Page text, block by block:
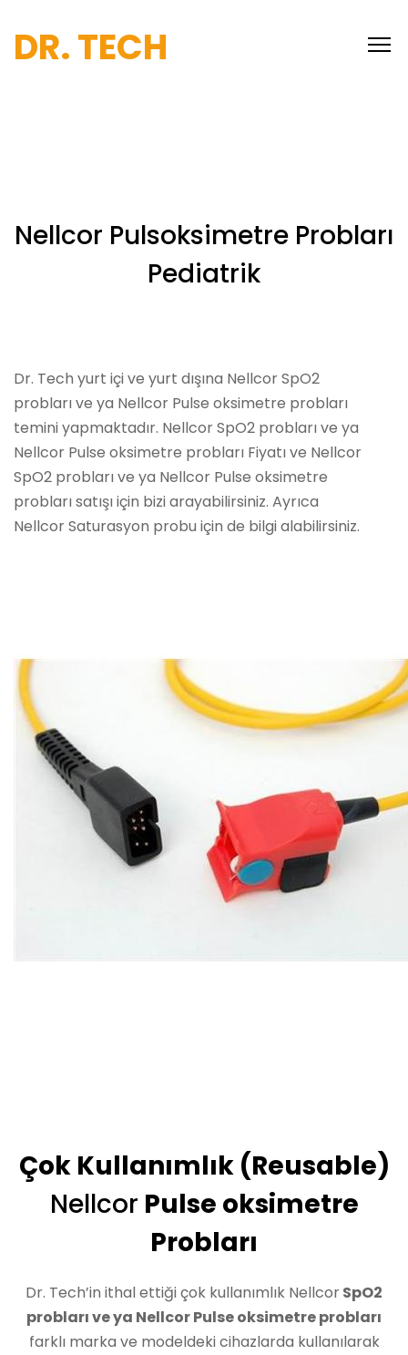
DR. TECH
Nellcor Pulsoksimetre Probları
Pediatrik
Dr. Tech yurt içi ve yurt dışına Nellcor SpO2
probları ve ya Nellcor Pulse oksimetre probları
temini yapmaktadır. Nellcor SpO2 probları ve ya
Nellcor Pulse oksimetre probları Fiyatı ve Nellcor
SpO2 probları ve ya Nellcor Pulse oksimetre
probları satışı için bizi arayabilirsiniz. Ayrıca
Nellcor Saturasyon probu için de bilgi alabilirsiniz.
Çok Kullanımlık (Reusable)
Nellcor Pulse oksimetre
Probları
Dr. Tech’in ithal ettiği çok kullanımlık NellcorSpO2
probları ve ya Nellcor Pulse oksimetre probları
farklı marka ve modeldeki cihazlarda kullanılarak